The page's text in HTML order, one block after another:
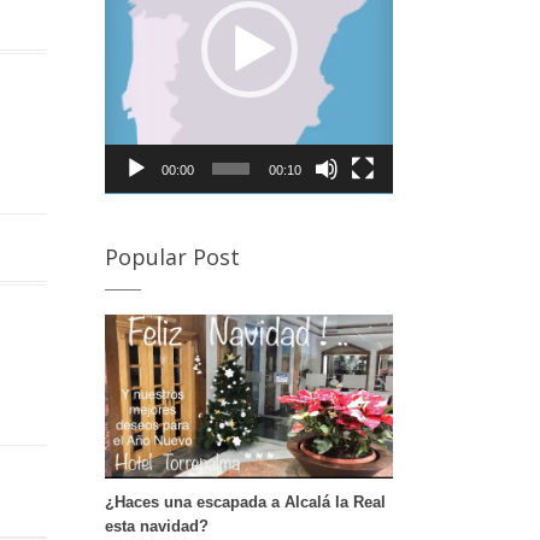
provincia de Córdoba para visitar la Semana Santa de
Almedinilla y Priego de Córdoba Desde Alcalá la Real, a
tan sólo 20 minutos de nuestro hotel podrás disfrutar
de la Semana Santa de Almedinilla. Semana Santa de
Priego de Córdoba A tan sólo 30 minutos e nuestro
hotel puedes disfrutar de otro de los pueblos de
Córdoba en Semana Santa. Si deseas conocer en
detalle sus procesiones te dejamos este enlace. […]
00:00 00:10
Popular Post
¿Haces una escapada a Alcalá la Real
esta navidad?